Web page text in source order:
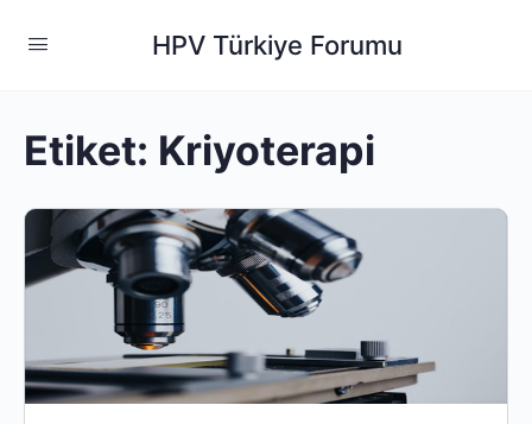
HPV Türkiye Forumu
Etiket: Kriyoterapi